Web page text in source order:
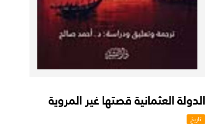
الدولة العثمانية قصتها غير المروية
تاريخ